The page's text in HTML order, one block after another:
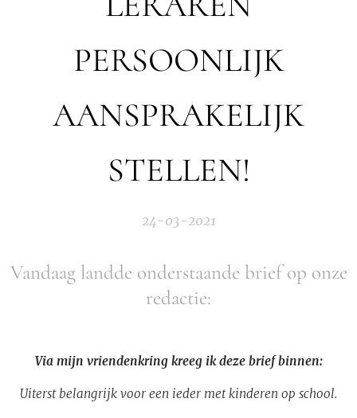
PERSOONLIJK
AANSPRAKELIJK
STELLEN!
24-03-2021
Vandaag landde onderstaande brief op onze
redactie:
Via mijn vriendenkring kreeg ik deze brief binnen:
Uiterst belangrijk voor een ieder met kinderen op school.